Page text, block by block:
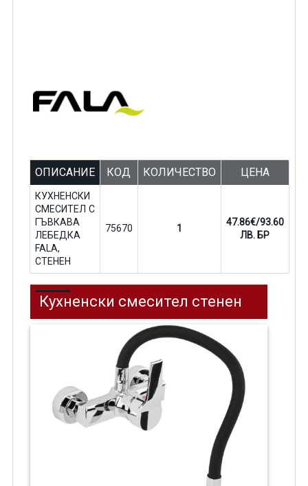
ОПИСАНИЕ КОД КОЛИЧЕСТВО ЦЕНА
КУХНЕНСКИ
СМЕСИТЕЛ С
ГЪВКАВА
ЛЕБЕДКА
FALA,
СТЕНЕН
75670 1
47.86€/93.60
ЛВ. БР
Кухненски смесител стенен